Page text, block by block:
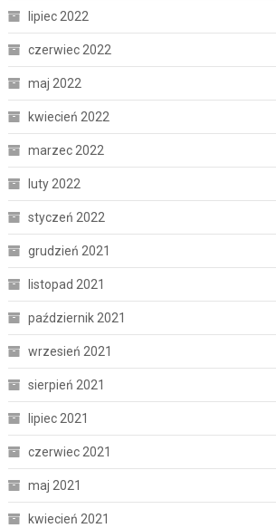
lipiec 2022
czerwiec 2022
maj 2022
kwiecień 2022
marzec 2022
luty 2022
styczeń 2022
grudzień 2021
listopad 2021
październik 2021
wrzesień 2021
sierpień 2021
lipiec 2021
czerwiec 2021
maj 2021
kwiecień 2021